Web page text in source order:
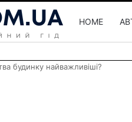
HOME
будинку найважливіші?